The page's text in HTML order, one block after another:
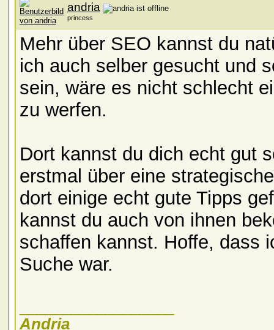
andria
princess
Mehr über SEO kannst du
ich auch selber gesucht und
sein, wäre es nicht schlecht
zu werfen.
Dort kannst du dich echt gut
erstmal über eine
dort einige echt gute Tipps
kannst du auch von ihnen
schaffen kannst. Hoffe, dass
Suche war.
Andria